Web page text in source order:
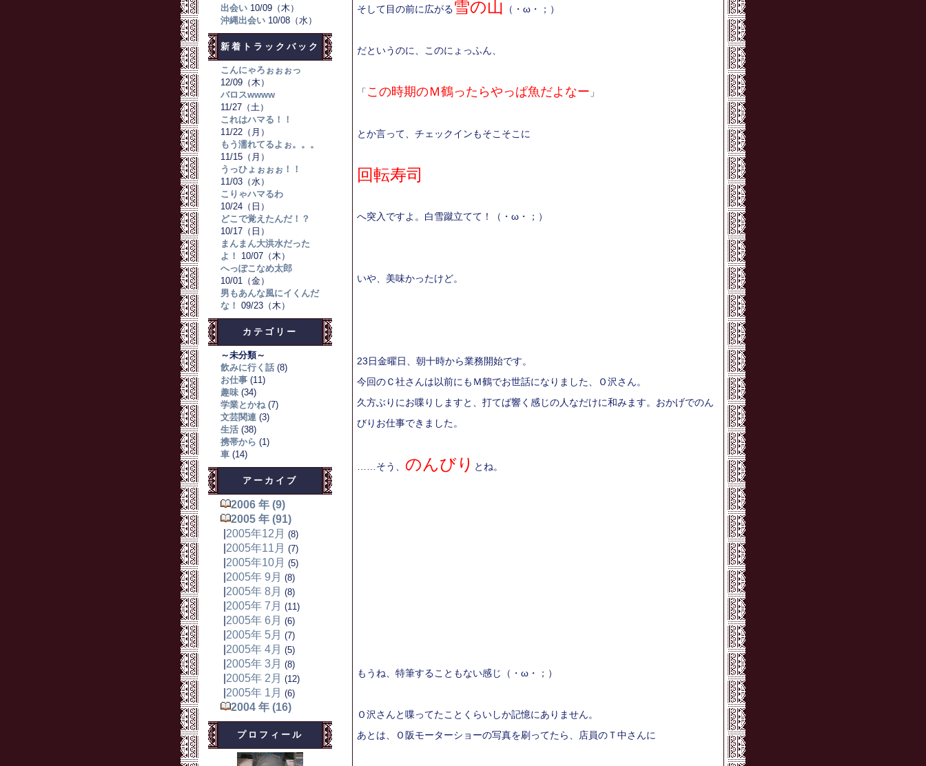
出会い10/09（木）
沖縄出会い10/08（水）
新着トラックバック
こんにゃろぉぉぉっ
12/09（木）
バロスwwww
11/27（土）
これはハマる！！
11/22（月）
もう濡れてるよぉ。。。
11/15（月）
うっひょぉぉぉ！！
11/03（水）
こりゃハマるわ
10/24（日）
どこで覚えたんだ！？
10/17（日）
まんまん大洪水だった
よ！
10/07（木）
へっぽこなめ太郎
10/01（金）
男もあんな風にイくんだ
な！ 09/23（木）
カテゴリー
～未分類～
飲みに行く話 (8)
お仕事 (11)
趣味 (34)
学業とかね (7)
文芸関連 (3)
生活 (38)
携帯から (1)
車 (14)
アーカイブ
2006 年 (9)
2005 年 (91)
2005年12月 (8)
2005年11月 (7)
2005年10月 (5)
2005年 9月 (8)
2005年 8月 (8)
2005年 7月 (11)
2005年 6月 (6)
2005年 5月 (7)
2005年 4月 (5)
2005年 3月 (8)
2005年 2月 (12)
2005年 1月 (6)
2004 年 (16)
プロフィール
そして目の前に広がる雪の山 （・ω・；）
だというのに、このにょっふん、
「 この時期のＭ鶴ったらやっぱ魚だよなー 」
とか言って、チェックインもそこそこに
回転寿司
へ突入ですよ。白雪蹴立てて！（・ω・；）
いや、美味かったけど。
23日金曜日、朝十時から業務開始です。
今回のＣ社さんは以前にもＭ鶴でお世話になりました、Ｏ沢さん。
久方ぶりにお喋りしますと、打てば響く感じの人なだけに和みます。おかげでのん
びりお仕事できました。
……そう、 のんびり とね。
もうね、特筆することもない感じ（・ω・；）
Ｏ沢さんと喋ってたことくらいしか記憶にありません。
あとは、Ｏ阪モーターショーの写真を刷ってたら、店員のＴ中さんに